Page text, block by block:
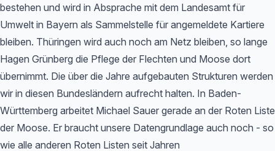
bestehen und wird in Absprache mit dem Landesamt für
Umwelt in Bayern als Sammelstelle für angemeldete Kartiere
bleiben. Thüringen wird auch noch am Netz bleiben, so lange
Hagen Grünberg die Pflege der Flechten und Moose dort
übernimmt. Die über die Jahre aufgebauten Strukturen werden
wir in diesen Bundesländern aufrecht halten. In Baden-
Württemberg arbeitet Michael Sauer gerade an der Roten Liste
der Moose. Er braucht unsere Datengrundlage auch noch - so
wie alle anderen Roten Listen seit Jahren